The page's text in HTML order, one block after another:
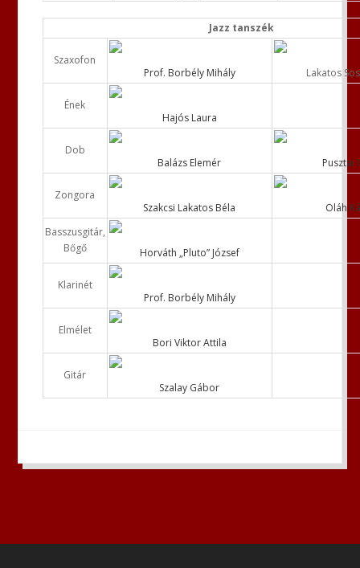
Jazz tanszék
Szaxofon
Prof. Borbély Mihály
Lakatos
Ének
Hajós Laura
Dob
Balázs Elemér
Pusztai
Zongora
Szakcsi Lakatos Béla
Oláh
Basszusgitár,
Bőgő
Horváth „Pluto” József
Klarinét
Prof. Borbély Mihály
Elmélet
Bori Viktor Attila
Gitár
Szalay Gábor